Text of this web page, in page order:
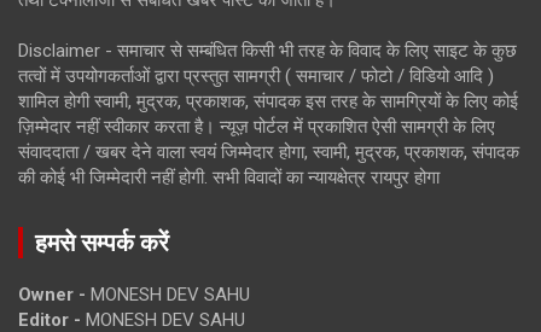
Disclaimer - समाचार से सम्बंधित किसी भी तरह के विवाद के लिए साइट के कुछ
तत्वों में उपयोगकर्ताओं द्वारा प्रस्तुत सामग्री ( समाचार / फोटो / विडियो आदि )
शामिल होगी स्वामी, मुद्रक, प्रकाशक, संपादक इस तरह के सामग्रियों के लिए कोई
ज़िम्मेदार नहीं स्वीकार करता है। न्यूज़ पोर्टल में प्रकाशित ऐसी सामग्री के लिए
संवाददाता / खबर देने वाला स्वयं जिम्मेदार होगा, स्वामी, मुद्रक, प्रकाशक, संपादक
की कोई भी जिम्मेदारी नहीं होगी. सभी विवादों का न्यायक्षेत्र रायपुर होगा
हमसे सम्पर्क करें
Owner - MONESH DEV SAHU
Editor - MONESH DEV SAHU